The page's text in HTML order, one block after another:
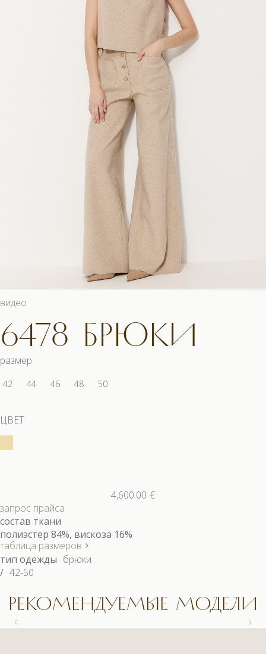
видео
6478 БРЮКИ
размер
42 44 46 48 50
ЦВЕТ
€
4,600.00
запрос прайса
состав ткани
полиэстер 84%, вискоза 16%
таблица размеров
тип одежды брюки
/ 42-50
РЕКОМЕНДУЕМЫЕ МОДЕЛИ
9558.1 КОСТЮМ
9558.1 КОСТЮМ
9663 БЛУЗКА
9622.1 КОСТЮМ (3)